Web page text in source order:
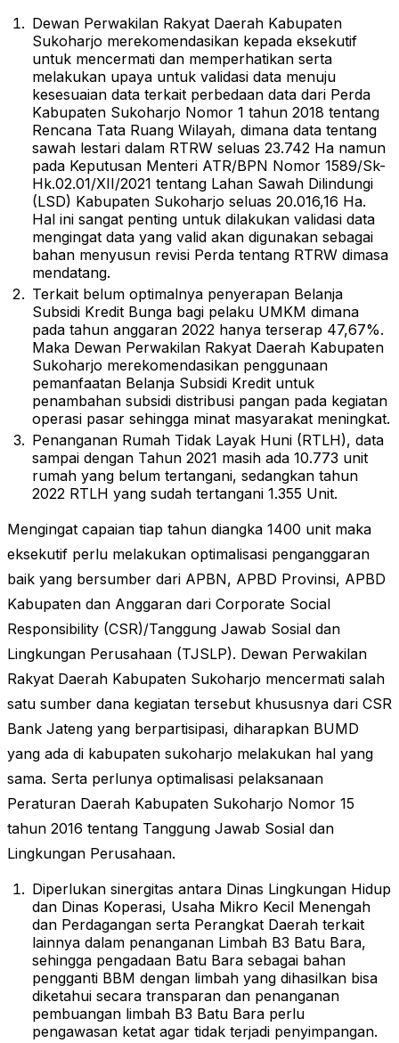
Dewan Perwakilan Rakyat Daerah Kabupaten
Sukoharjo merekomendasikan kepada eksekutif
untuk mencermati dan memperhatikan serta
melakukan upaya untuk validasi data menuju
kesesuaian data terkait perbedaan data dari Perda
Kabupaten Sukoharjo Nomor 1 tahun 2018 tentang
Rencana Tata Ruang Wilayah, dimana data tentang
sawah lestari dalam RTRW seluas 23.742 Ha namun
pada Keputusan Menteri ATR/BPN Nomor 1589/Sk-
Hk.02.01/XII/2021 tentang Lahan Sawah Dilindungi
(LSD) Kabupaten Sukoharjo seluas 20.016,16 Ha.
Hal ini sangat penting untuk dilakukan validasi data
mengingat data yang valid akan digunakan sebagai
bahan menyusun revisi Perda tentang RTRW dimasa
mendatang.
Terkait belum optimalnya penyerapan Belanja
Subsidi Kredit Bunga bagi pelaku UMKM dimana
pada tahun anggaran 2022 hanya terserap 47,67%.
Maka Dewan Perwakilan Rakyat Daerah Kabupaten
Sukoharjo merekomendasikan penggunaan
pemanfaatan Belanja Subsidi Kredit untuk
penambahan subsidi distribusi pangan pada kegiatan
operasi pasar sehingga minat masyarakat meningkat.
Penanganan Rumah Tidak Layak Huni (RTLH), data
sampai dengan Tahun 2021 masih ada 10.773 unit
rumah yang belum tertangani, sedangkan tahun
2022 RTLH yang sudah tertangani 1.355 Unit.
Mengingat capaian tiap tahun diangka 1400 unit maka
eksekutif perlu melakukan optimalisasi penganggaran
baik yang bersumber dari APBN, APBD Provinsi, APBD
Kabupaten dan Anggaran dari Corporate Social
Responsibility (CSR)/Tanggung Jawab Sosial dan
Lingkungan Perusahaan (TJSLP). Dewan Perwakilan
Rakyat Daerah Kabupaten Sukoharjo mencermati salah
satu sumber dana kegiatan tersebut khususnya dari CSR
Bank Jateng yang berpartisipasi, diharapkan BUMD
yang ada di kabupaten sukoharjo melakukan hal yang
sama. Serta perlunya optimalisasi pelaksanaan
Peraturan Daerah Kabupaten Sukoharjo Nomor 15
tahun 2016 tentang Tanggung Jawab Sosial dan
Lingkungan Perusahaan.
Diperlukan sinergitas antara Dinas Lingkungan Hidup
dan Dinas Koperasi, Usaha Mikro Kecil Menengah
dan Perdagangan serta Perangkat Daerah terkait
lainnya dalam penanganan Limbah B3 Batu Bara,
sehingga pengadaan Batu Bara sebagai bahan
pengganti BBM dengan limbah yang dihasilkan bisa
diketahui secara transparan dan penanganan
pembuangan limbah B3 Batu Bara perlu
pengawasan ketat agar tidak terjadi penyimpangan.